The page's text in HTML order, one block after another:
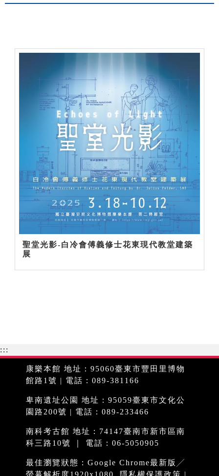
聖堂光影-白冷會傅義修士花東現代教堂建築
展
:::
康樂本館 地址：95060臺東市豐田里博物
館路1號 | 電話：089-381166
卑南遺址公園 地址：95059臺東市文化公
園路200號 | 電話：089-233466
南科考古館 地址：74147臺南市新市區南
科三路10號 ｜ 電話：06-5050905
最佳瀏覽狀態：Google Chrome最新版╱